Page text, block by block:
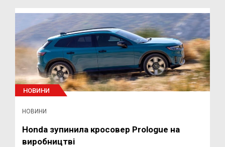
НОВИНИ
НОВИНИ
Honda зупинила кросовер Prologue на
виробництві